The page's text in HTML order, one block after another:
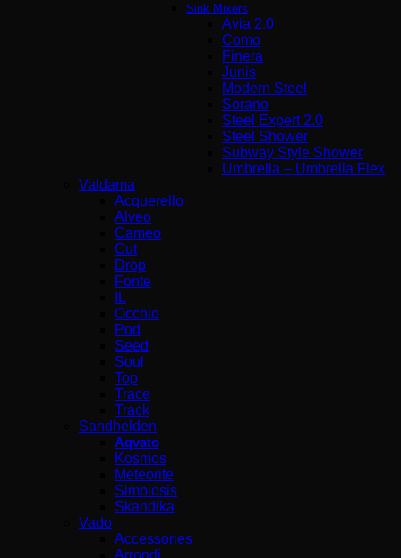
Sink Mixers
Avia 2.0
Como
Finera
Junis
Modern Steel
Sorano
Steel Expert 2.0
Steel Shower
Subway Style Shower
Umbrella – Umbrella Flex
Valdama
Acquerello
Alveo
Cameo
Cut
Drop
Fonte
IL
Occhio
Pod
Seed
Soul
Top
Trace
Track
Sandhelden
Aqvato
Kosmos
Meteorite
Simbiosis
Skandika
Vado
Accessories
Arrondi